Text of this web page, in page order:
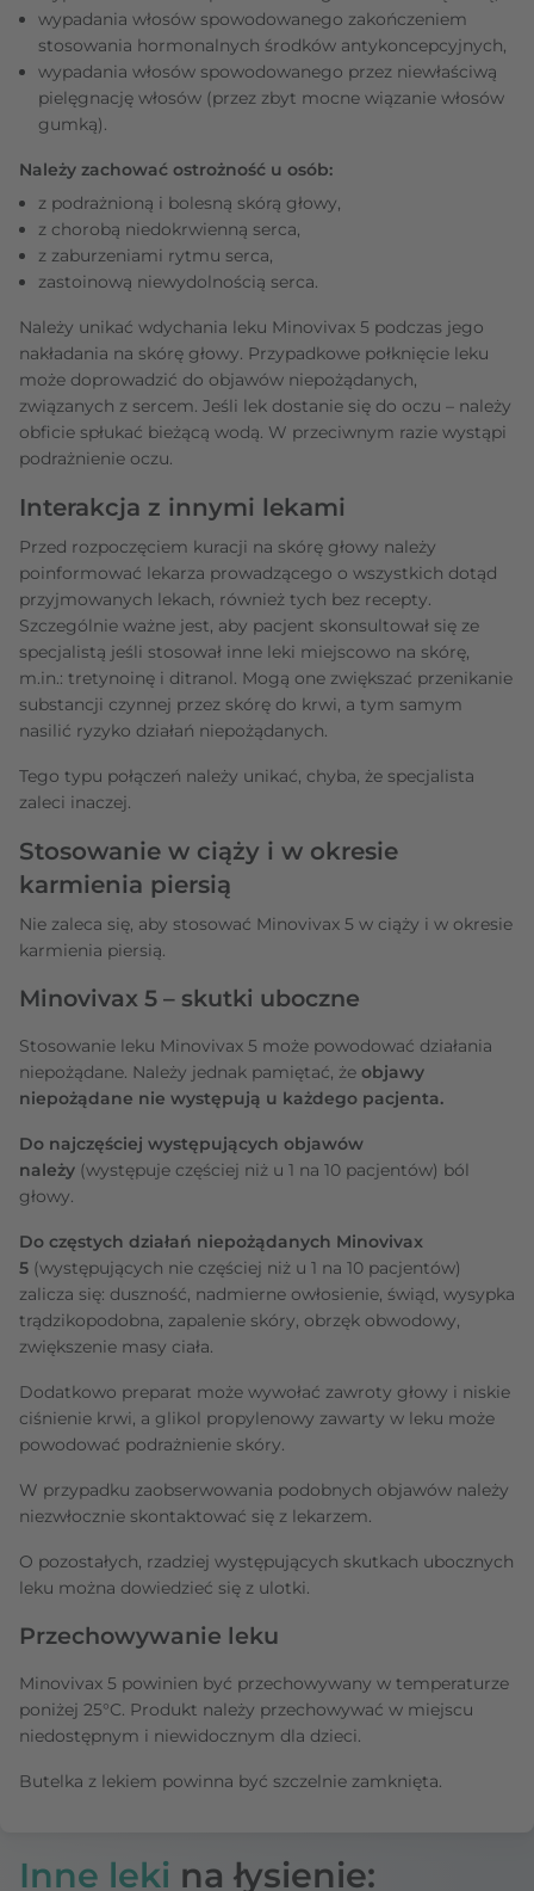
wypadania włosów spowodowanego zakończeniem
stosowania hormonalnych środków antykoncepcyjnych,
wypadania włosów spowodowanego przez niewłaściwą
pielęgnację włosów (przez zbyt mocne wiązanie włosów
gumką).
Należy zachować ostrożność u osób:
z podrażnioną i bolesną skórą głowy,
z chorobą niedokrwienną serca,
z zaburzeniami rytmu serca,
zastoinową niewydolnością serca.
Należy unikać wdychania leku Minovivax 5 podczas jego
nakładania na skórę głowy. Przypadkowe połknięcie leku
może doprowadzić do objawów niepożądanych,
związanych z sercem. Jeśli lek dostanie się do oczu – należy
obficie spłukać bieżącą wodą. W przeciwnym razie wystąpi
podrażnienie oczu.
Interakcja z innymi lekami
Przed rozpoczęciem kuracji na skórę głowy należy
poinformować lekarza prowadzącego o wszystkich dotąd
przyjmowanych lekach, również tych bez recepty.
Szczególnie ważne jest, aby pacjent skonsultował się ze
specjalistą jeśli stosował inne leki miejscowo na skórę,
m.in.: tretynoinę i ditranol. Mogą one zwiększać przenikanie
substancji czynnej przez skórę do krwi, a tym samym
nasilić ryzyko działań niepożądanych.
Tego typu połączeń należy unikać, chyba, że specjalista
zaleci inaczej.
Stosowanie w ciąży i w okresie
karmienia piersią
Nie zaleca się, aby stosować Minovivax 5 w ciąży i w okresie
karmienia piersią.
Minovivax 5 – skutki uboczne
Stosowanie leku Minovivax 5 może powodować działania
niepożądane. Należy jednak pamiętać, że objawy
niepożądane nie występują u każdego pacjenta.
Do najczęściej występujących objawów
należy (występuje częściej niż u 1 na 10 pacjentów) ból
głowy.
Do częstych działań niepożądanych Minovivax
5 (występujących nie częściej niż u 1 na 10 pacjentów)
zalicza się: duszność, nadmierne owłosienie, świąd, wysypka
trądzikopodobna, zapalenie skóry, obrzęk obwodowy,
zwiększenie masy ciała.
Dodatkowo preparat może wywołać zawroty głowy i niskie
ciśnienie krwi, a glikol propylenowy zawarty w leku może
powodować podrażnienie skóry.
W przypadku zaobserwowania podobnych objawów należy
niezwłocznie skontaktować się z lekarzem.
O pozostałych, rzadziej występujących skutkach ubocznych
leku można dowiedzieć się z ulotki.
Przechowywanie leku
Minovivax 5 powinien być przechowywany w temperaturze
poniżej 25°C. Produkt należy przechowywać w miejscu
niedostępnym i niewidocznym dla dzieci.
Butelka z lekiem powinna być szczelnie zamknięta.
Inne leki na łysienie: